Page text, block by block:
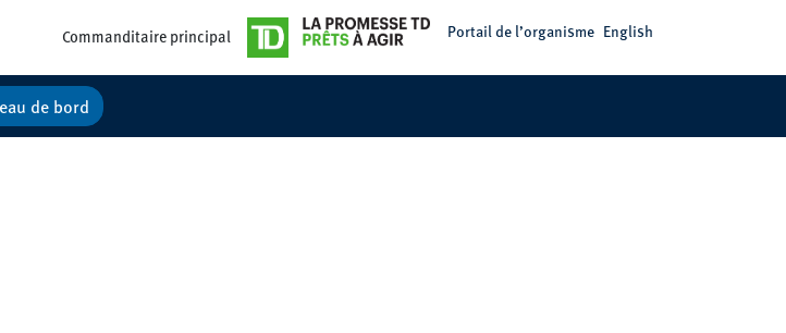
Commanditaire principal Portail de l’organisme English
de bord